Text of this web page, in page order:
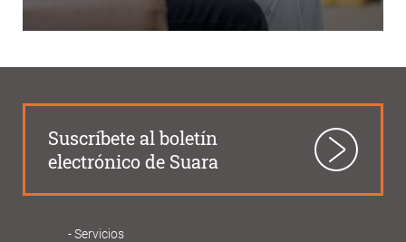
Suscríbete al boletín
electrónico de Suara
Servicios